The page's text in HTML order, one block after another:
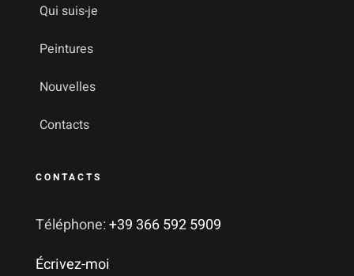
Qui suis-je
Peintures
Nouvelles
Contacts
CONTACTS
Téléphone:+39 366 592 5909
Écrivez-moi